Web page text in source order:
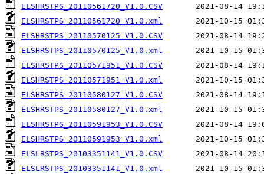
ELSHRSTPS_20110561720_V1.0.CSV
ELSHRSTPS_20110561720_V1.0.xml
ELSHRSTPS_20110570125_V1.0.CSV
ELSHRSTPS_20110570125_V1.0.xml
ELSHRSTPS_20110571951_V1.0.CSV
ELSHRSTPS_20110571951_V1.0.xml
ELSHRSTPS_20110580127_V1.0.CSV
ELSHRSTPS_20110580127_V1.0.xml
ELSHRSTPS_20110591953_V1.0.CSV
ELSHRSTPS_20110591953_V1.0.xml
ELSLRSTPS_20103351141_V1.0.CSV
ELSLRSTPS_20103351141_V1.0.xml